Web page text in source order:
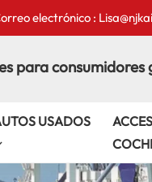
electrónico :
para consumidores
USADOS